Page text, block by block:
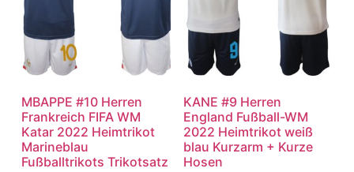
MBAPPE #10 Herren
Frankreich FIFA WM
Katar 2022 Heimtrikot
Marineblau
Fußballtrikots Trikotsatz
KANE #9 Herren
England Fußball-WM
2022 Heimtrikot weiß
blau Kurzarm + Kurze
Hosen